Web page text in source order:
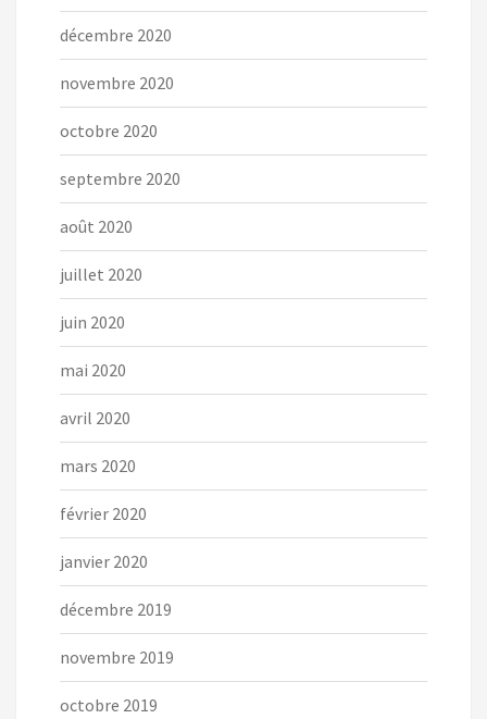
décembre 2020
novembre 2020
octobre 2020
septembre 2020
août 2020
juillet 2020
juin 2020
mai 2020
avril 2020
mars 2020
février 2020
janvier 2020
décembre 2019
novembre 2019
octobre 2019